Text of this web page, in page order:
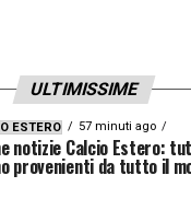
vederla in tv
U17si gioca
per per il
ULTIMISSIME
ESTERO 57 minuti ago
notizie Calcio Estero:
provenienti da tutto il